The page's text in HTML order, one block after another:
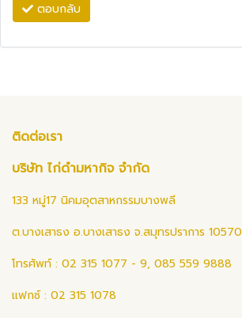
ตอบกลับ
ติดต่อเรา
บริษัท ไก่ดำมหากิจ จำกัด
133 หมู่17 นิคมอุตสาหกรรมบางพลี
ต.บางเสาธง อ.บางเสาธง จ.สมุทรปราการ 10570
โทรศัพท์ : 02 315 1077 - 9, 085 559 9888
แฟกซ์ : 02 315 1078